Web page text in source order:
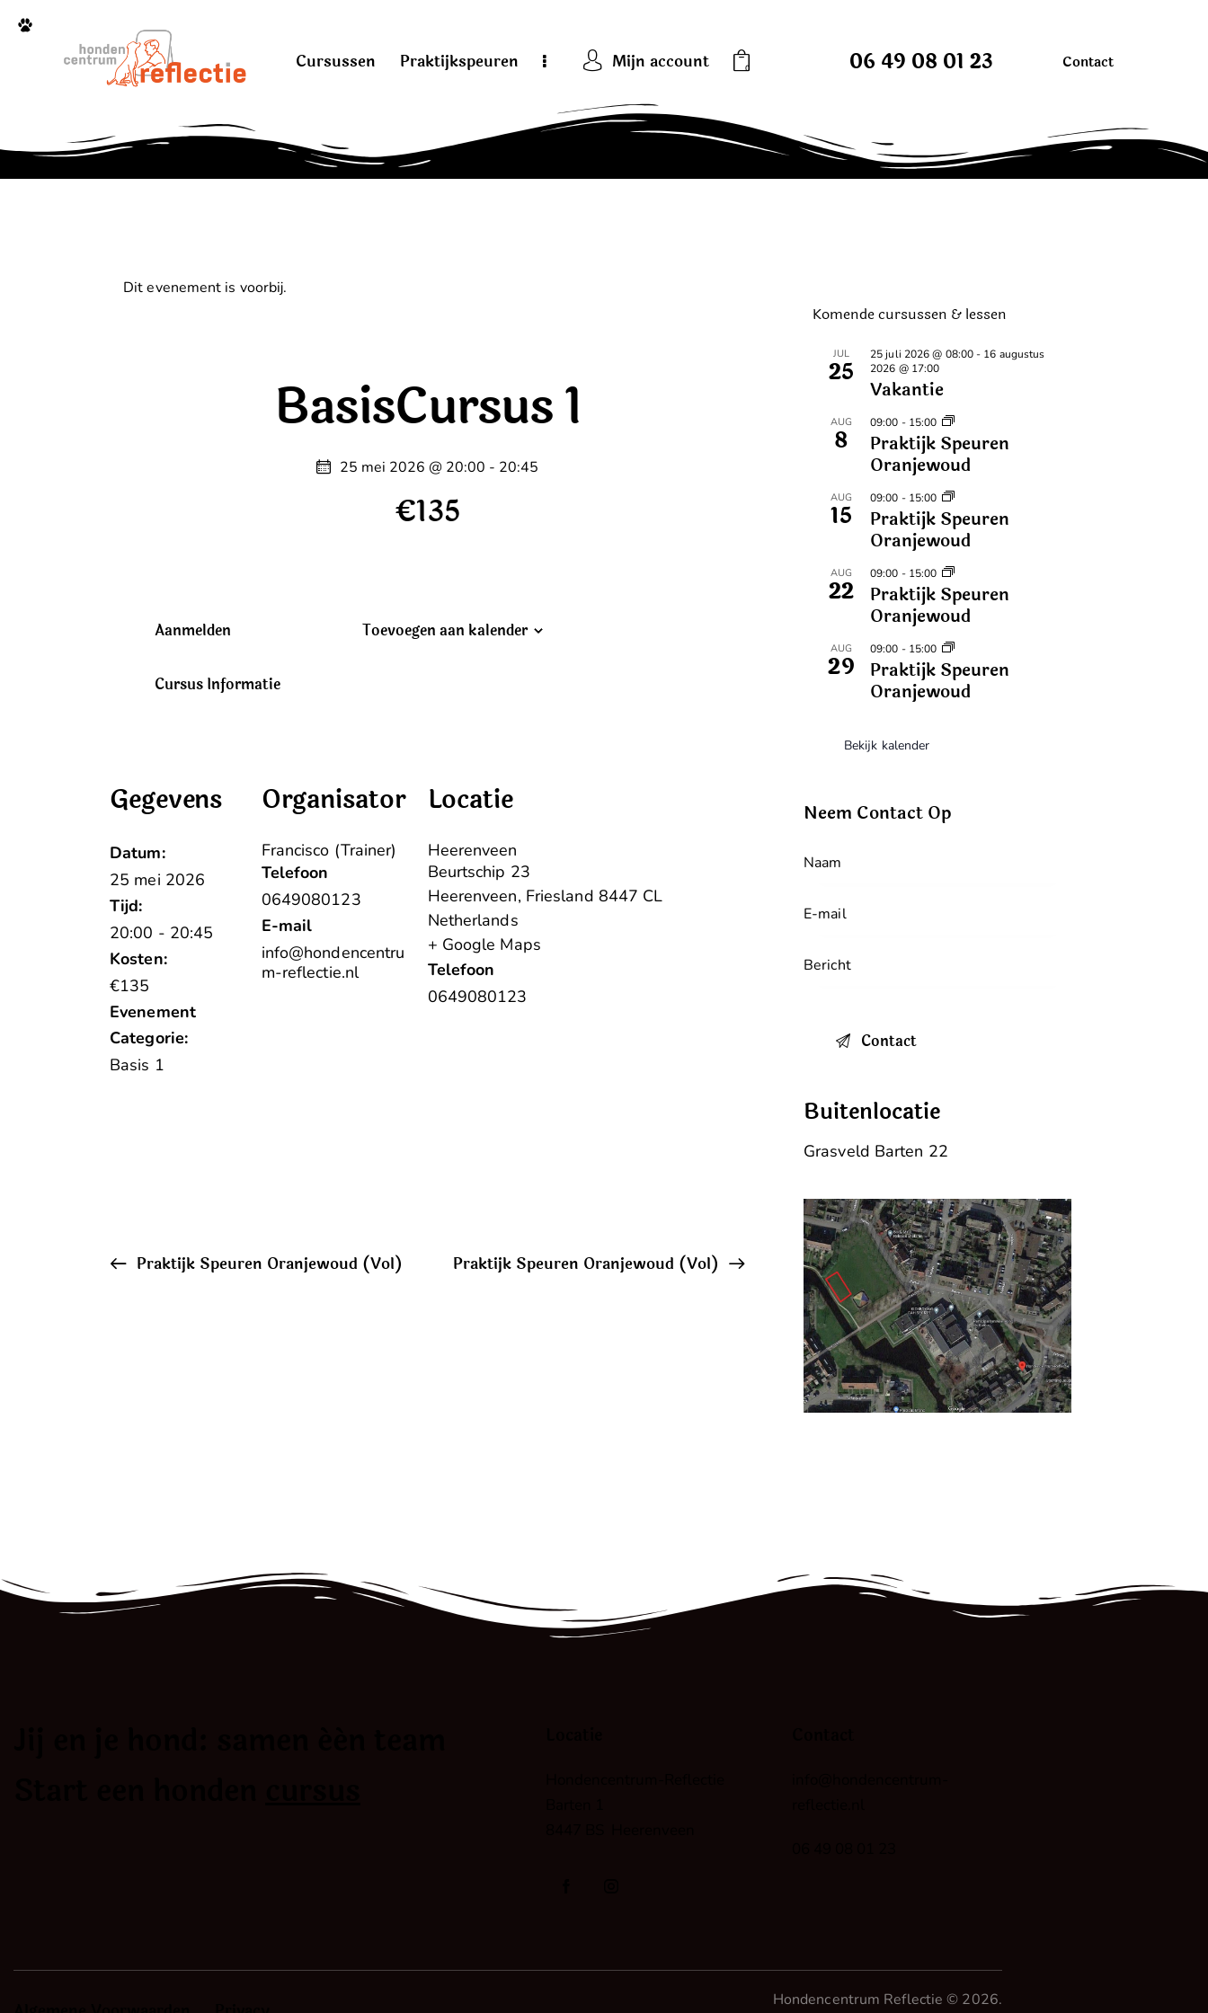
Cursussen Praktijkspeuren Mijn account 0 06 49 08 01 23 Contact
Dit evenement is voorbij.
BasisCursus 1
25 mei 2026 @ 20:00 - 20:45
€135
Aanmelden
Cursus Informatie
Toevoegen aan kalender
Gegevens
Datum:
25 mei 2026
Tijd:
20:00 - 20:45
Kosten:
€135
Evenement
Categorie:
Basis 1
Organisator
Francisco (Trainer)
Telefoon
0649080123
E-mail
info@hondencentru
m-reflectie.nl
Locatie
Heerenveen
Beurtschip 23
Heerenveen, Friesland 8447 CL
Netherlands
+ Google Maps
Telefoon
0649080123
Praktijk Speuren Oranjewoud (Vol) Praktijk Speuren Oranjewoud (Vol)
Komende cursussen & lessen
JUL
25
25 juli 2026 @ 08:00 - 16 augustus
2026 @ 17:00
Vakantie
AUG
8
09:00 - 15:00
Praktijk Speuren
Oranjewoud
AUG
15
09:00 - 15:00
Praktijk Speuren
Oranjewoud
AUG
22
09:00 - 15:00
Praktijk Speuren
Oranjewoud
AUG
29
09:00 - 15:00
Praktijk Speuren
Oranjewoud
Bekijk kalender
Neem Contact Op
Buitenlocatie
Grasveld Barten 22
Hondenсentrum Reflectie © 2026.